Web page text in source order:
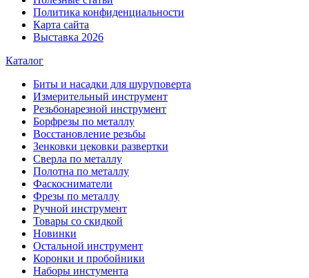
Политика конфиденциальности
Карта сайта
Выставка 2026
Каталог
Биты и насадки для шуруповерта
Измерительный инструмент
Резьбонарезной инструмент
Борфрезы по металлу
Восстановление резьбы
Зенковки цековки развертки
Сверла по металлу
Полотна по металлу
Фаскосниматели
Фрезы по металлу
Ручной инструмент
Товары со скидкой
Новинки
Остальной инструмент
Коронки и пробойники
Наборы инстумента